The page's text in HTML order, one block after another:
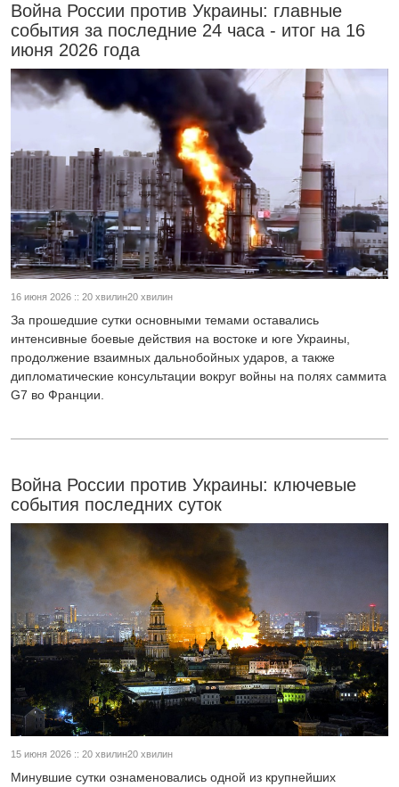
Война России против Украины: главные
события за последние 24 часа - итог на 16
июня 2026 года
16 июня 2026 :: 20 хвилин20 хвилин
За прошедшие сутки основными темами оставались
интенсивные боевые действия на востоке и юге Украины,
продолжение взаимных дальнобойных ударов, а также
дипломатические консультации вокруг войны на полях саммита
G7 во Франции.
Война России против Украины: ключевые
события последних суток
15 июня 2026 :: 20 хвилин20 хвилин
Минувшие сутки ознаменовались одной из крупнейших